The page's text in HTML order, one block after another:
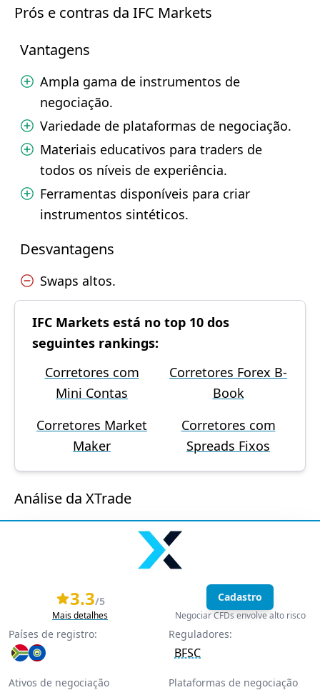
Prós e contras da IFC Markets
Vantagens
Ampla gama de instrumentos de
negociação.
Variedade de plataformas de negociação.
Materiais educativos para traders de
todos os níveis de experiência.
Ferramentas disponíveis para criar
instrumentos sintéticos.
Desvantagens
Swaps altos.
IFC Markets está no top 10 dos
seguintes rankings:
Corretores com
Mini Contas
Corretores Forex B-
Book
Corretores Market
Maker
Corretores com
Spreads Fixos
Análise da XTrade
3.3/5
Mais detalhes
Cadastro
Negociar CFDs envolve alto risco
Países de registro: Reguladores:
BFSC
Ativos de negociação
Plataformas de negociação